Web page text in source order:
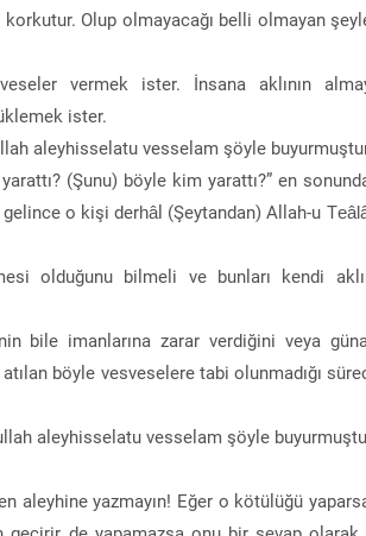
Olup olmayacağı belli olmayan
vermek ister. İnsana aklının
ister.
aleyhisselatu vesselam şöyle
(Şunu) böyle kim yarattı?” en
o kişi derhâl (Şeytandan) Allah-u
olduğunu bilmeli ve bunları kendi
bile imanlarına zarar verdiğini veya
böyle vesveselere tabi olunmadığı
aleyhisselatu vesselam şöyle
aleyhine yazmayın! Eğer o kötülüğü